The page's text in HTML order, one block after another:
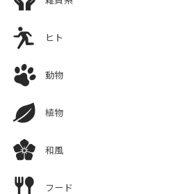
ヒト
動物
植物
和風
フード